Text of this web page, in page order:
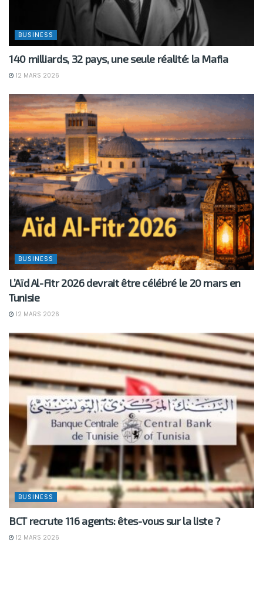
BUSINESS
140 milliards, 32 pays, une seule réalité: la Mafia
12 MARS 2026
BUSINESS
L’Aïd Al-Fitr 2026 devrait être célébré le 20 mars en
Tunisie
12 MARS 2026
BUSINESS
BCT recrute 116 agents: êtes-vous sur la liste ?
12 MARS 2026